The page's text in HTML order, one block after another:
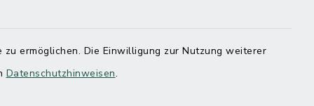
ermöglichen. Die Einwilligung zur Nutzung weiterer
Datenschutzhinweisen.